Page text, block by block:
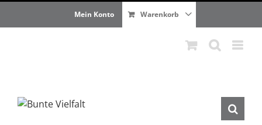
Mein Konto Warenkorb